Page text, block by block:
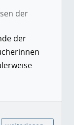
der
der